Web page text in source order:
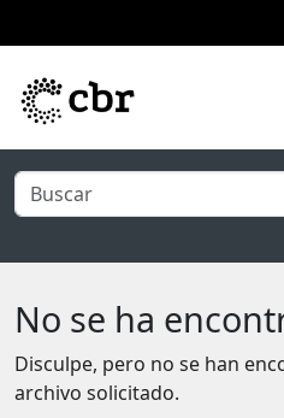
No se ha
Disculpe, pero no se han
archivo solicitado.